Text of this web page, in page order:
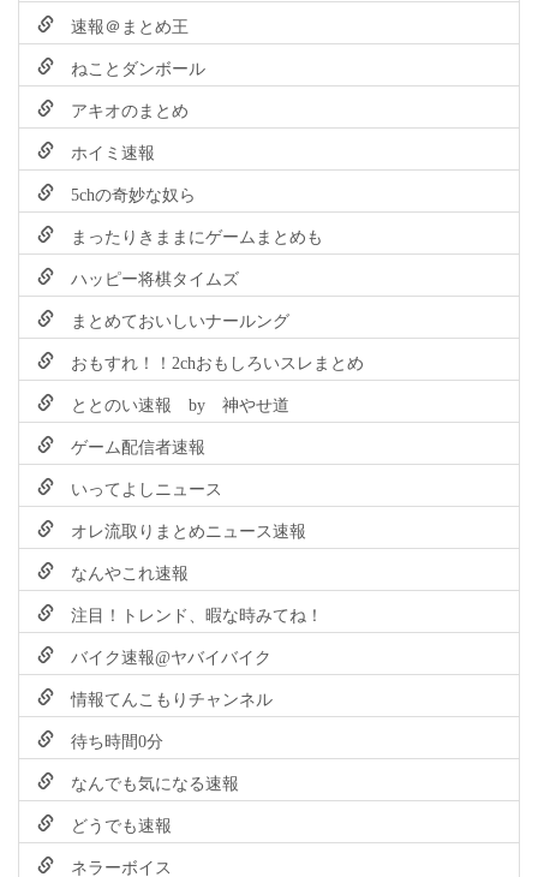
速報＠まとめ王
ねことダンボール
アキオのまとめ
ホイミ速報
5chの奇妙な奴ら
まったりきままにゲームまとめも
ハッピー将棋タイムズ
まとめておいしいナールング
おもすれ！！2chおもしろいスレまとめ
ととのい速報 by 神やせ道
ゲーム配信者速報
いってよしニュース
オレ流取りまとめニュース速報
なんやこれ速報
注目！トレンド、暇な時みてね！
バイク速報@ヤバイバイク
情報てんこもりチャンネル
待ち時間0分
なんでも気になる速報
どうでも速報
ネラーボイス